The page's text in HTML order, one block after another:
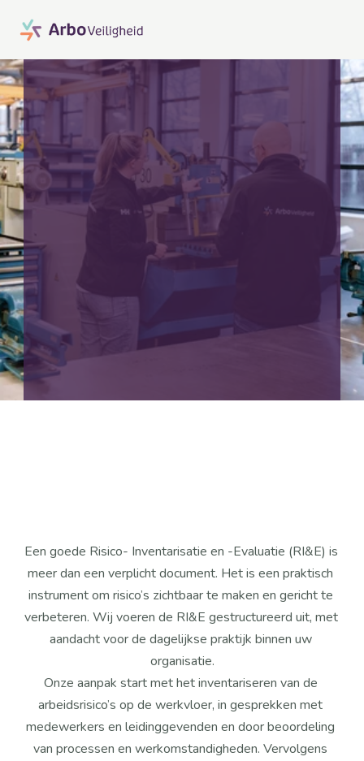
Neem direct contact op
Een goede Risico- Inventarisatie en -Evaluatie (RI&E) is
meer dan een verplicht document. Het is een praktisch
instrument om risico’s zichtbaar te maken en gericht te
verbeteren. Wij voeren de RI&E gestructureerd uit, met
aandacht voor de dagelijkse praktijk binnen uw
organisatie.
Onze aanpak start met het inventariseren van de
arbeidsrisico’s op de werkvloer, in gesprekken met
medewerkers en leidinggevenden en door beoordeling
van processen en werkomstandigheden. Vervolgens